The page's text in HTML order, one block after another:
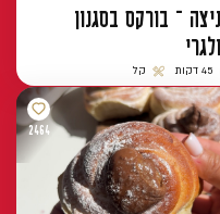
– בורקס בסגנון
הכנה
45 דקות
רמת קושי
קל
2464